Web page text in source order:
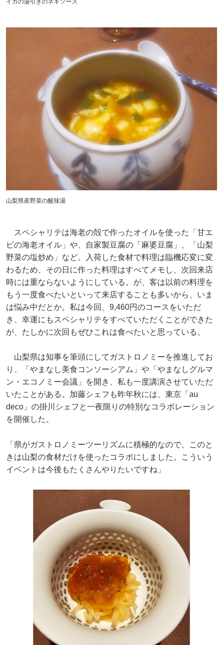
イカの湯引きのネギソース
山梨県産野菜の酸辣湯
スペシャリテは海老の殻で作ったオイルを使った「甘エ
ビの海老オイル」や、自家製豆腐の「麻婆豆腐」、「山梨
野菜の塩炒め」など。入荷した食材で料理は臨機応変に変
わるため、その日に作った料理はすべてメモし、次回来店
時には重ならないようにしている。が、客は以前の料理を
もう一度食べたいといって来店することも多いから、いま
は悩み中だとか。私は今回、9,460円のコースをいただ
き、幸運にもスペシャリテをすべていただくことができた
が、たしかに次回もぜひこれは食べたいと思っている。
山梨県は知事を筆頭にしてガストロノミーを推進してお
り、「やまなし美食コンソーシアム」や「やまなしグルマ
ン・エコノミー会議」を開き、私も一度講演させていただ
いたことがある。加藤シェフも昨年秋には、東京「au
deco」の掛川シェフと一夜限りの特別なコラボレーション
を開催した。
「県がガストロノミーツーリズムに積極的なので、このと
きは山梨の食材だけを使ったコラボにしました。こういう
イベントは今後もたくさんやりたいですね」